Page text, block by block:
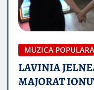
MUZICA POPULARA
LAVINIA
MAJORAT